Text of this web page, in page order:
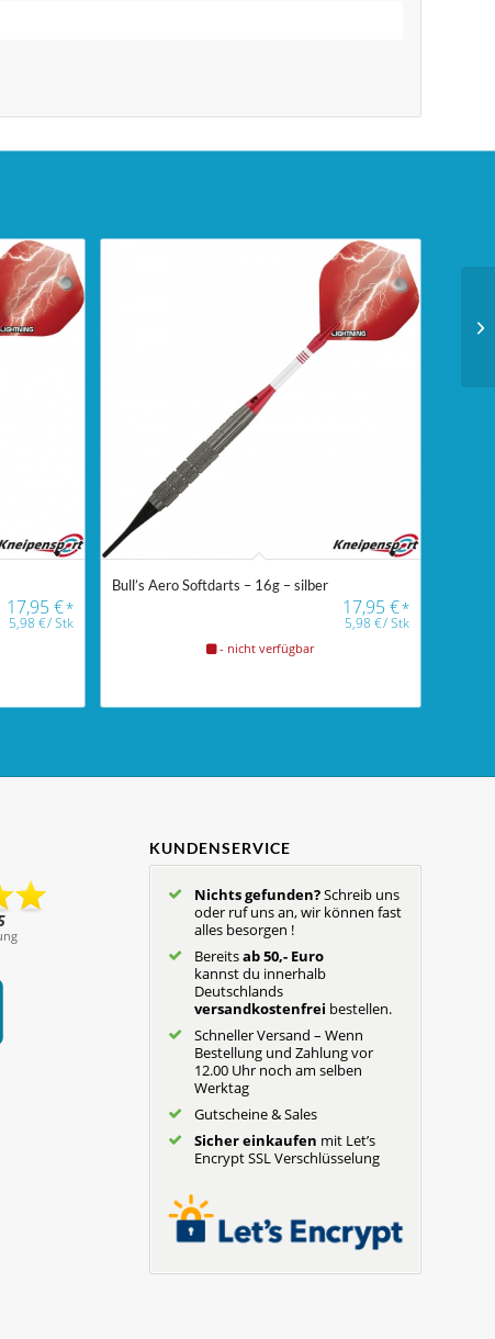
17,95€*
5,98€/Stk
Bull’s Aero Softdarts – 16g – silber
17,95€*
5,98 €/Stk
- nicht verfügbar
KUNDENSERVICE
Nichts gefunden?Schreib uns
oder ruf uns an, wir können fast
alles besorgen !
Bereitsab 50,- Euro
kannst du innerhalb
Deutschlands
versandkostenfrei bestellen.
Schneller Versand – Wenn
Bestellung und Zahlung vor
12.00 Uhr noch am selben
Werktag
Gutscheine & Sales
Sicher einkaufen mit Let’s
Encrypt SSL Verschlüsselung